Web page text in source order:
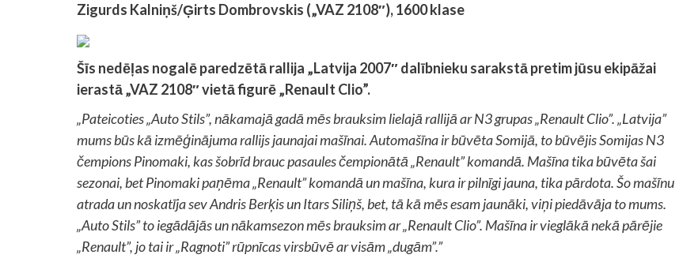
Zigurds Kalniņš/Ģirts Dombrovskis („VAZ 2108″), 1600 klase
Šīs nedēļas nogalē paredzētā rallija „Latvija 2007″ dalībnieku sarakstā pretim jūsu ekipāžai
ierastā „VAZ 2108″ vietā figurē „Renault Clio”.
„Pateicoties „Auto Stils”, nākamajā gadā mēs brauksim lielajā rallijā ar N3 grupas „Renault Clio”. „Latvija”
mums būs kā izmēģinājuma rallijs jaunajai mašīnai. Automašīna ir būvēta Somijā, to būvējis Somijas N3
čempions Pinomaki, kas šobrīd brauc pasaules čempionātā „Renault” komandā. Mašīna tika būvēta šai
sezonai, bet Pinomaki paņēma „Renault” komandā un mašīna, kura ir pilnīgi jauna, tika pārdota. Šo mašīnu
atrada un noskatīja sev Andris Berķis un Itars Siliņš, bet, tā kā mēs esam jaunāki, viņi piedāvāja to mums.
„Auto Stils” to iegādājās un nākamsezon mēs brauksim ar „Renault Clio”. Mašīna ir vieglākā nekā pārējie
„Renault”, jo tai ir „Ragnoti” rūpnīcas virsbūvē ar visām „dugām”.”